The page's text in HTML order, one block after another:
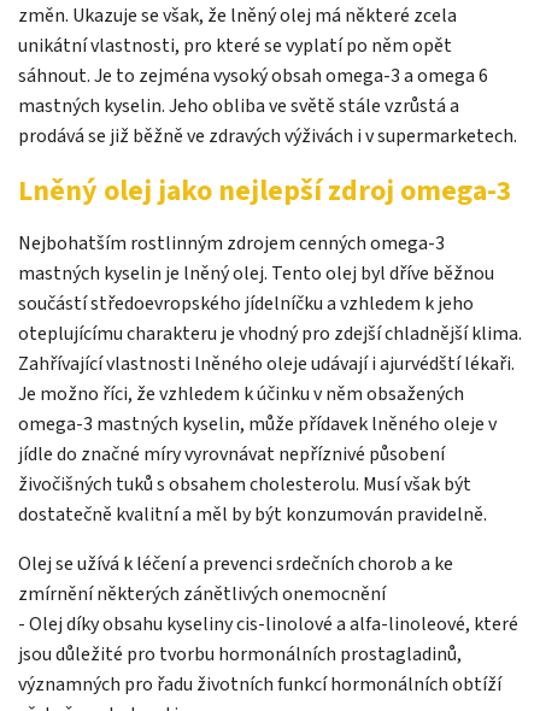
změn. Ukazuje se však, že lněný olej má některé zcela
unikátní vlastnosti, pro které se vyplatí po něm opět
sáhnout. Je to zejména vysoký obsah omega-3 a omega 6
mastných kyselin. Jeho obliba ve světě stále vzrůstá a
prodává se již běžně ve zdravých výživách i v supermarketech.
Lněný olej jako nejlepší zdroj omega-3
Nejbohatším rostlinným zdrojem cenných omega-3
mastných kyselin je lněný olej. Tento olej byl dříve běžnou
součástí středoevropského jídelníčku a vzhledem k jeho
oteplujícímu charakteru je vhodný pro zdejší chladnější klima.
Zahřívající vlastnosti lněného oleje udávají i ajurvédští lékaři.
Je možno říci, že vzhledem k účinku v něm obsažených
omega-3 mastných kyselin, může přídavek lněného oleje v
jídle do značné míry vyrovnávat nepříznivé působení
živočišných tuků s obsahem cholesterolu. Musí však být
dostatečně kvalitní a měl by být konzumován pravidelně.
Olej se užívá k léčení a prevenci srdečních chorob a ke
zmírnění některých zánětlivých onemocnění
- Olej díky obsahu kyseliny cis-linolové a alfa-linoleové, které
jsou důležité pro tvorbu hormonálních prostagladinů,
významných pro řadu životních funkcí hormonálních obtíží